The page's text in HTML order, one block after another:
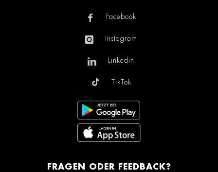
Facebook
Instagram
Linkedin
TikTok
FRAGEN ODER FEEDBACK?